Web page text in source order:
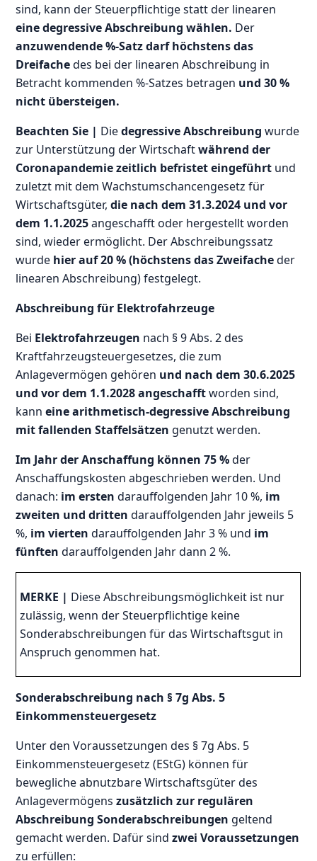
sind, kann der Steuerpflichtige statt der linearen
eine degressive Abschreibung wählen. Der
anzuwendende %-Satz darf höchstens das
Dreifachedes bei der linearen Abschreibung in
Betracht kommenden %-Satzes betragen und 30 %
nicht übersteigen.
Beachten Sie | Diedegressive Abschreibung wurde
zur Unterstützung der Wirtschaftwährend der
Coronapandemie zeitlich befristet eingeführt und
zuletzt mit dem Wachstumschancengesetz für
Wirtschaftsgüter,die nach dem 31.3.2024 und vor
dem 1.1.2025angeschafft oder hergestellt worden
sind, wieder ermöglicht. Der Abschreibungssatz
wurde hier auf 20 % (höchstens das Zweifacheder
linearen Abschreibung) festgelegt.
Abschreibung für Elektrofahrzeuge
Bei Elektrofahrzeugen nach § 9 Abs. 2 des
Kraftfahrzeugsteuergesetzes, die zum
Anlagevermögen gehören und nach dem 30.6.2025
und vor dem 1.1.2028 angeschafftworden sind,
kanneine arithmetisch-degressive Abschreibung
mit fallenden Staffelsätzen genutzt werden.
Im Jahr der Anschaffung können 75 %der
Anschaffungskosten abgeschrieben werden. Und
danach: im ersten darauffolgenden Jahr 10 %, im
zweiten und dritten darauffolgenden Jahr jeweils 5
%, im vierten darauffolgenden Jahr 3 % und im
fünften darauffolgenden Jahr dann 2 %.
MERKE | Diese Abschreibungsmöglichkeit ist nur
zulässig, wenn der Steuerpflichtige keine
Sonderabschreibungen für das Wirtschaftsgut in
Anspruch genommen hat.
Sonderabschreibung nach § 7g Abs. 5
Einkommensteuergesetz
Unter den Voraussetzungen des § 7g Abs. 5
Einkommensteuergesetz (EStG) können für
bewegliche abnutzbare Wirtschaftsgüter des
Anlagevermögenszusätzlich zur regulären
Abschreibung Sonderabschreibungen geltend
gemacht werden. Dafür sindzwei Voraussetzungen
zu erfüllen: